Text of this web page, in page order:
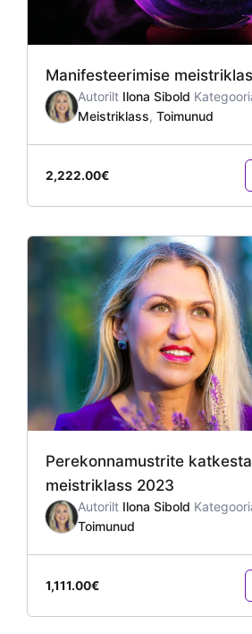
Manifesteerimise
Autorilt Ilona Sibold
Meistriklass,Toimunud
2,222.00€
Perekonnamustrite
meistriklass 2023
Autorilt Ilona Sibold
Toimunud
1,111.00€